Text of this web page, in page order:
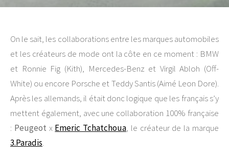
On le sait, les collaborations entre les marques automobiles
et les créateurs de mode ont la côte en ce moment : BMW
et Ronnie Fig (Kith), Mercedes-Benz et Virgil Abloh (Off-
White) ou encore Porsche et Teddy Santis (Aimé Leon Dore).
Après les allemands, il était donc logique que les français s’y
mettent également, avec une collaboration 100% française
: Peugeot x Emeric Tchatchoua, le créateur de la marque
3.Paradis.